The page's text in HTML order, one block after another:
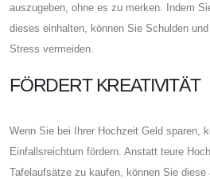
auszugeben, ohne es zu merken. Indem
dieses einhalten, können Sie Schulden
Stress vermeiden.
FÖRDERT KREATIVITÄT
Wenn Sie bei Ihrer Hochzeit Geld sparen,
Einfallsreichtum fördern. Anstatt teure
Tafelaufsätze zu kaufen, können Sie